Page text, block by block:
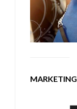
MARKETING